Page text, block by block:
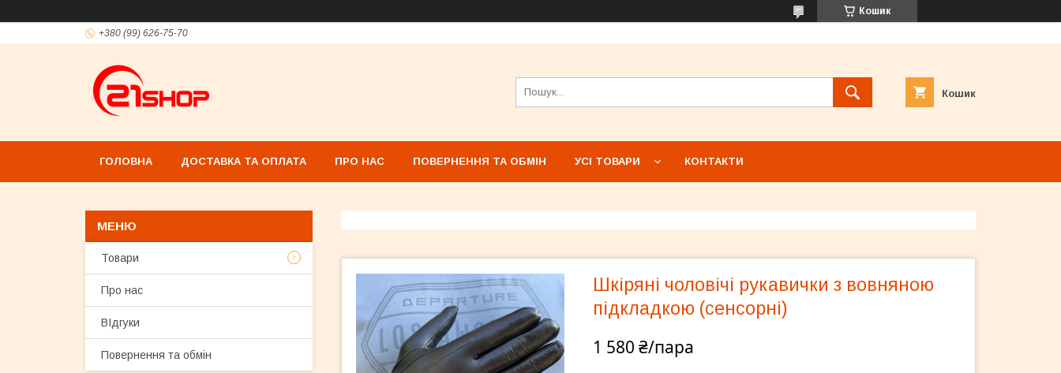
Кошик
+380 (99) 626-75-70
Кошик
ГОЛОВНА ДОСТАВКА ТА ОПЛАТА ПРО НАС ПОВЕРНЕННЯ ТА ОБМІН УСІ ТОВАРИ КОНТАКТИ
Шкіряні чоловічі рукавички з вовняною
підкладкою (сенсорні)
1 580 ₴/пара
Товари
Про нас
ВІдгуки
Повернення та обмін